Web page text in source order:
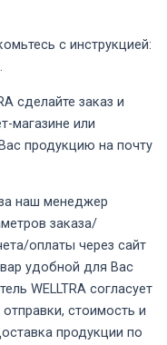
с инструкцией:
.
сделайте заказ и
магазине или
продукцию на почту
наш менеджер
заказа/
оплаты через сайт
удобной для Вас
WELLTRA согласует
стоимость и
продукции по